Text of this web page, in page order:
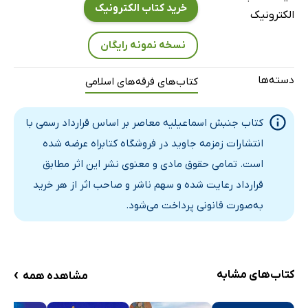
نخستین‌ الگوی امامت اسماعیلیه (1)
الگوی امامان مستعلیه (2)
جریان‌شناسی درونی جنبش اسماعیلیه
جریان سبعیه
جریان باطنیه
جریان‌ قرامطه
جریان خطابیه
تأثیر مذهب در جنبش‌ها
اجتهاد مذهبی
الکترونیک
خرید کتاب الکترونیک
نسخه نمونه رایگان
دسته‌ها کتاب‌های فرقه‌های اسلامی
کتاب جنبش اسماعیلیه معاصر بر اساس قرارداد رسمی با
انتشارات زمزمه جاوید در فروشگاه کتابراه عرضه شده
است. تمامی حقوق مادی و معنوی نشر این اثر مطابق
قرارداد رعایت شده و سهم ناشر و صاحب اثر از هر خرید
به‌صورت قانونی پرداخت می‌شود.
کتاب‌های مشابه مشاهده همه ›